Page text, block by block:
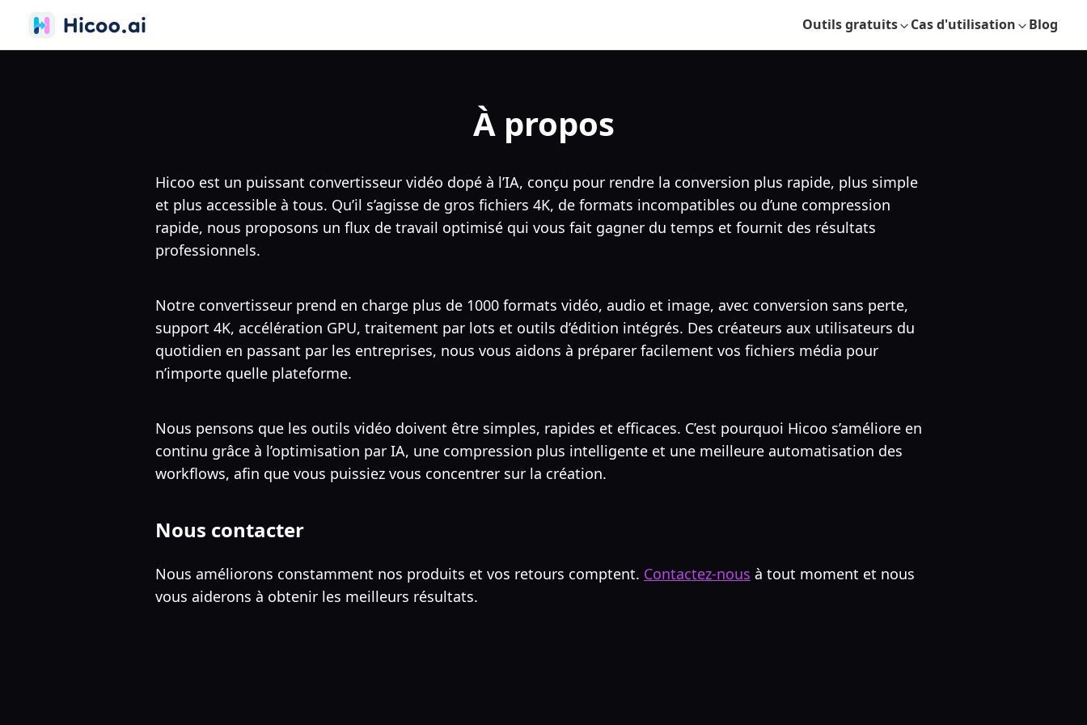
Outils gratuits Cas d'utilisation Blog
À propos
Hicoo est un puissant convertisseur vidéo dopé à l’IA, conçu pour rendre la conversion plus rapide, plus simple
et plus accessible à tous. Qu’il s’agisse de gros fichiers 4K, de formats incompatibles ou d’une compression
rapide, nous proposons un flux de travail optimisé qui vous fait gagner du temps et fournit des résultats
professionnels.
Notre convertisseur prend en charge plus de 1000 formats vidéo, audio et image, avec conversion sans perte,
support 4K, accélération GPU, traitement par lots et outils d’édition intégrés. Des créateurs aux utilisateurs du
quotidien en passant par les entreprises, nous vous aidons à préparer facilement vos fichiers média pour
n’importe quelle plateforme.
Nous pensons que les outils vidéo doivent être simples, rapides et efficaces. C’est pourquoi Hicoo s’améliore en
continu grâce à l’optimisation par IA, une compression plus intelligente et une meilleure automatisation des
workflows, afin que vous puissiez vous concentrer sur la création.
Nous contacter
Nous améliorons constamment nos produits et vos retours comptent. Contactez-nous à tout moment et nous
vous aiderons à obtenir les meilleurs résultats.